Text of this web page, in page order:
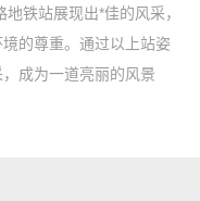
铁站展现出*佳的风采，
的尊重。通过以上站姿
成为一道亮丽的风景